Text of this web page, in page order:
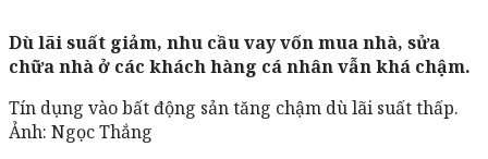
Dù lãi suất giảm, nhu cầu vay vốn mua nhà, sửa
chữa nhà ở các khách hàng cá nhân vẫn khá chậm.
Tín dụng vào bất động sản tăng chậm dù lãi suất thấp.
Ảnh: Ngọc Thắng